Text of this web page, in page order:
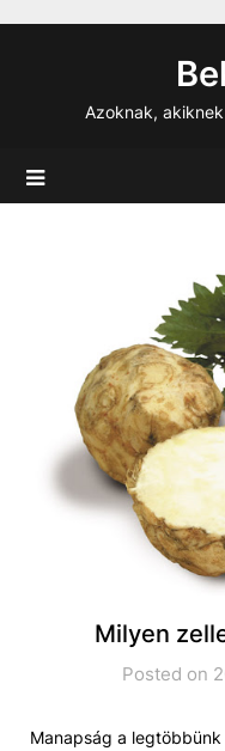
Azoknak,
Milyen
Posted on
Manapság a